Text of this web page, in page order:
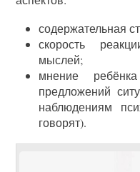
содержательная
скорость
мыслей;
мнение
предложений
наблюдениям
говорят).